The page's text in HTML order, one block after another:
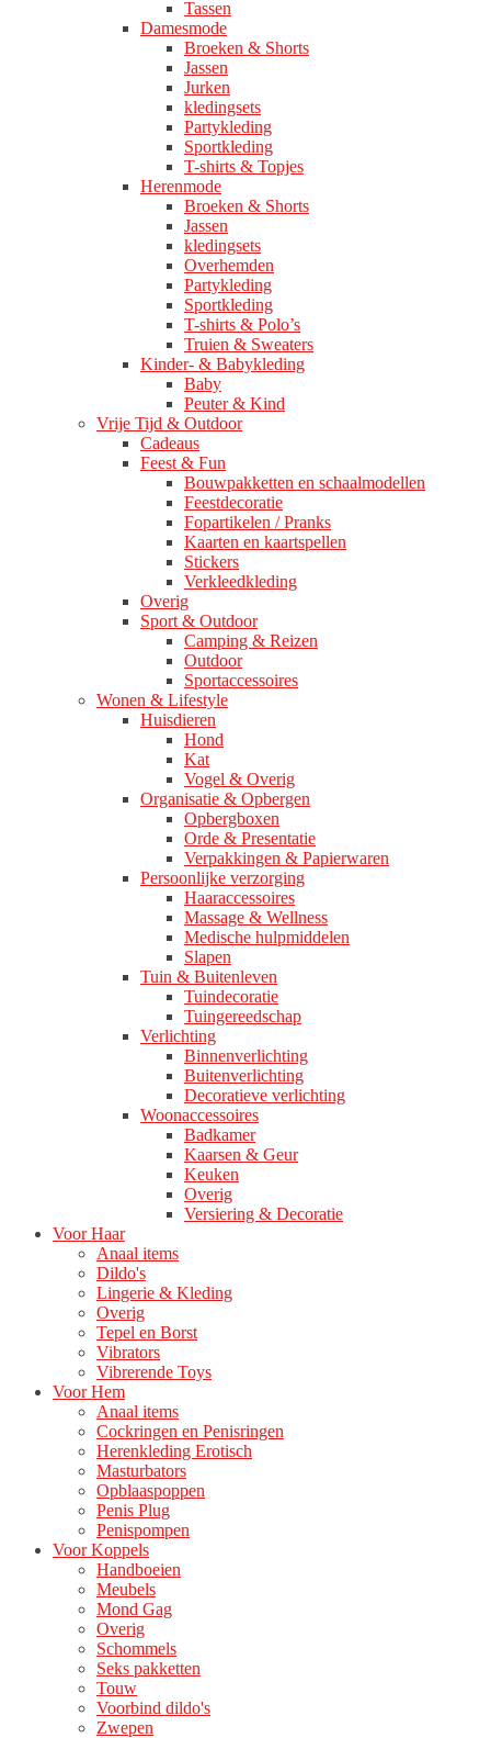
Tassen
Damesmode
Broeken & Shorts
Jassen
Jurken
kledingsets
Partykleding
Sportkleding
T-shirts & Topjes
Herenmode
Broeken & Shorts
Jassen
kledingsets
Overhemden
Partykleding
Sportkleding
T-shirts & Polo’s
Truien & Sweaters
Kinder- & Babykleding
Baby
Peuter & Kind
Vrije Tijd & Outdoor
Cadeaus
Feest & Fun
Bouwpakketten en schaalmodellen
Feestdecoratie
Fopartikelen / Pranks
Kaarten en kaartspellen
Stickers
Verkleedkleding
Overig
Sport & Outdoor
Camping & Reizen
Outdoor
Sportaccessoires
Wonen & Lifestyle
Huisdieren
Hond
Kat
Vogel & Overig
Organisatie & Opbergen
Opbergboxen
Orde & Presentatie
Verpakkingen & Papierwaren
Persoonlijke verzorging
Haaraccessoires
Massage & Wellness
Medische hulpmiddelen
Slapen
Tuin & Buitenleven
Tuindecoratie
Tuingereedschap
Verlichting
Binnenverlichting
Buitenverlichting
Decoratieve verlichting
Woonaccessoires
Badkamer
Kaarsen & Geur
Keuken
Overig
Versiering & Decoratie
Voor Haar
Anaal items
Dildo's
Lingerie & Kleding
Overig
Tepel en Borst
Vibrators
Vibrerende Toys
Voor Hem
Anaal items
Cockringen en Penisringen
Herenkleding Erotisch
Masturbators
Opblaaspoppen
Penis Plug
Penispompen
Voor Koppels
Handboeien
Meubels
Mond Gag
Overig
Schommels
Seks pakketten
Touw
Voorbind dildo's
Zwepen